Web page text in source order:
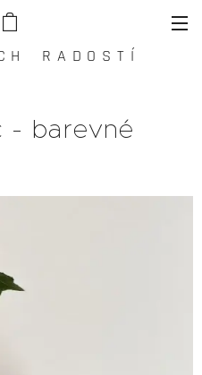
H R A D O S T Í
- barevné